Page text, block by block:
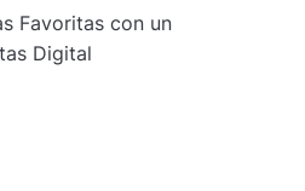
Favoritas con un
Digital